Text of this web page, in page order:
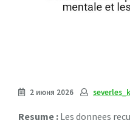
2 июня 2026
Resume : Les donnees